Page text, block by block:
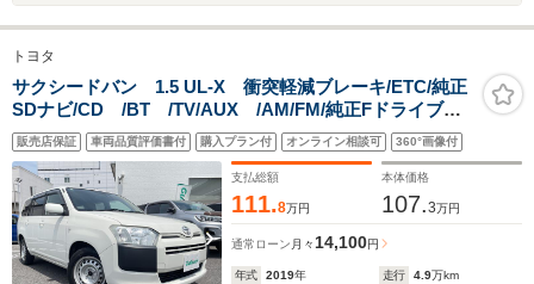
トヨタ
サクシードバン 1.5 UL-X 衝突軽減ブレーキ/ETC/純正
SDナビ/CD /BT /TV/AUX /AM/FM/純正Fドライブレ
コーダー/電動格納ミラー/オートライト/オートハイビー
ム/フロアマット/取扱説明書/保証書/スペアキー
販売店保証 車両品質評価書付 購入プラン付 オンライン相談可 360°画像付
支払総額
111.8万円
本体価格
107.3万円
通常ローン 月々 14,100円
年式 2019年 走行 4.9万km